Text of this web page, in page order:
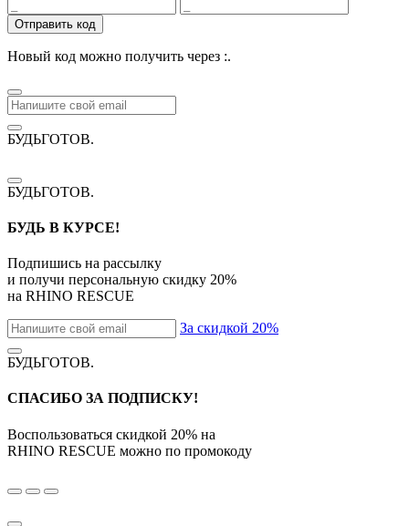
Отправить код
Новый код можно получить через :.
БУДЬГОТОВ.
БУДЬГОТОВ.
БУДЬ В КУРСЕ!
Подпишись на рассылку
и получи персональную скидку 20%
на RHINO RESCUE
За скидкой 20%
БУДЬГОТОВ.
СПАСИБО ЗА ПОДПИСКУ!
Воспользоваться скидкой 20% на
RHINO RESCUE можно по промокоду